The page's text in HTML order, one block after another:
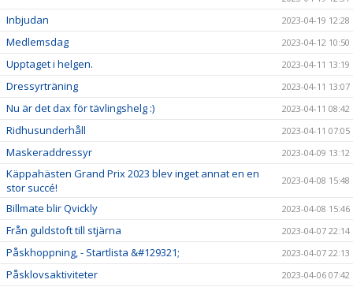
Inbjudan 2023-04-19 12:28
Medlemsdag 2023-04-12 10:50
Upptaget i helgen. 2023-04-11 13:19
Dressyrträning 2023-04-11 13:07
Nu är det dax för tävlingshelg :) 2023-04-11 08:42
Ridhusunderhåll 2023-04-11 07:05
Maskeraddressyr 2023-04-09 13:12
Käppahästen Grand Prix 2023 blev inget annat en en
stor succé!
2023-04-08 15:48
Billmate blir Qvickly 2023-04-08 15:46
Från guldstoft till stjärna 2023-04-07 22:14
Påskhoppning, - Startlista &#129321; 2023-04-07 22:13
Påsklovsaktiviteter 2023-04-06 07:42